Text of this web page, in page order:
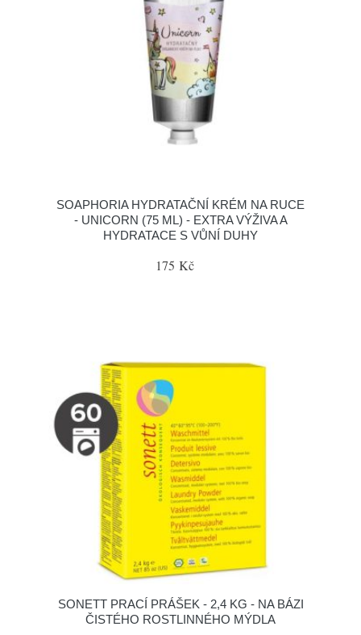
SOAPHORIA HYDRATAČNÍ KRÉM NA RUCE
- UNICORN (75 ML) - EXTRA VÝŽIVA A
HYDRATACE S VŮNÍ DUHY
175 Kč
SONETT PRACÍ PRÁŠEK - 2,4 KG - NA BÁZI
ČISTÉHO ROSTLINNÉHO MÝDLA